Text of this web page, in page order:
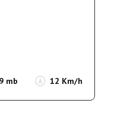
mb 12 Km/h